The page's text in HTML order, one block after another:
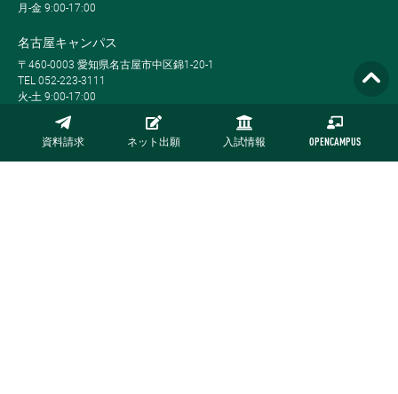
資料請求 ネット出願 入試情報 OPENCAMPUS
月-金 9:00-17:00
名古屋キャンパス
〒460-0003 愛知県名古屋市中区錦1-20-1
TEL 052-223-3111
火-土 9:00-17:00
東京事務局